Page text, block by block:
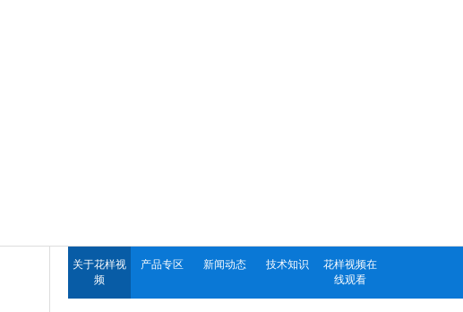
关于花样视
频
产品专区 新闻动态 技术知识
花样视频在
线观看